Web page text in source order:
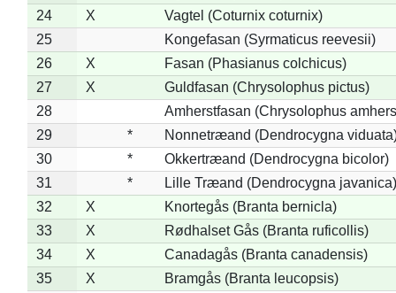
24
X
Vagtel (Coturnix coturnix)
25
Kongefasan (Syrmaticus reevesii)
26
X
Fasan (Phasianus colchicus)
27
X
Guldfasan (Chrysolophus pictus)
28
Amherstfasan (Chrysolophus
29
*
Nonnetræand (Dendrocygna
30
*
Okkertræand (Dendrocygna bicolor)
31
*
Lille Træand (Dendrocygna javanica)
32
X
Knortegås (Branta bernicla)
33
X
Rødhalset Gås (Branta ruficollis)
34
X
Canadagås (Branta canadensis)
35
X
Bramgås (Branta leucopsis)